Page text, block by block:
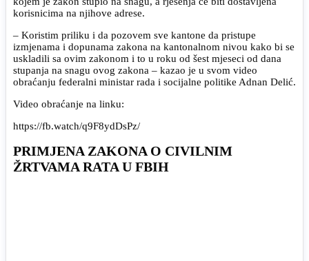
korisnicima na njihove adrese.
– Koristim priliku i da pozovem sve kantone da pristupe
izmjenama i dopunama zakona na kantonalnom nivou kako bi se
uskladili sa ovim zakonom i to u roku od šest mjeseci od dana
stupanja na snagu ovog zakona – kazao je u svom video
obraćanju federalni ministar rada i socijalne politike Adnan Delić.
Video obraćanje na linku:
https://fb.watch/q9F8ydDsPz/
PRIMJENA ZAKONA O CIVILNIM
ŽRTVAMA RATA U FBIH